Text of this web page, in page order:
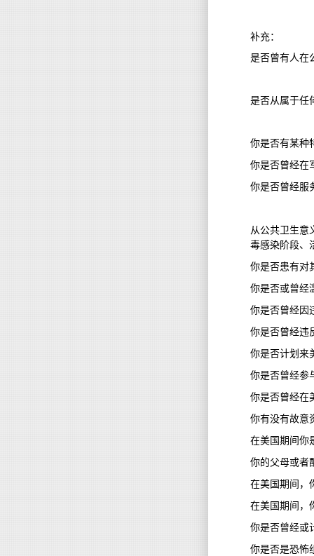
补充：
是否曾有人在
是否从属于任
你是否有某种
你是否曾经在
你是否曾经服
从公共卫生意
毒感染阶段、
你是否患有对
你是否或曾经
你是否曾经因
你是否曾经违
你是否计划来
你是否曾经参
你是否曾经在
你有没有故意
在美国期间你
你的父母或者
在美国期间，
在美国期间，
你是否曾经或
你是否是恐怖